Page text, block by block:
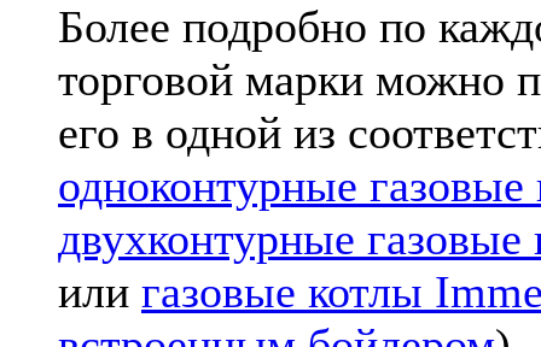
Более подробно по
торговой марки можно
его в одной из
одноконтурные
двухконтурные
или газовые котлы